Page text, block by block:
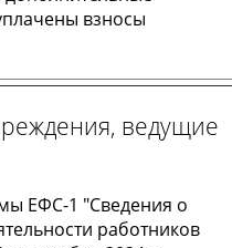
взносы
ведущие
ЕФС-1 "Сведения о
работников